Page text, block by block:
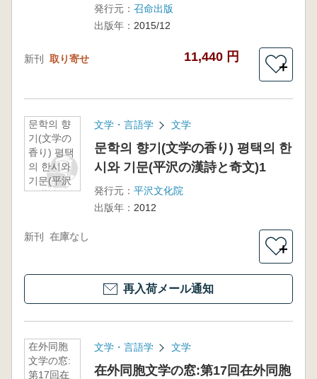
発行元： 召命出版
出版年： 2015/12
新刊 取り寄せ 11,440 円
＋
문학의 향
기(文学の
香り) 평택
의 한시와
기문(平沢
の漢詩と
文学・言語学 文学
문학의 향기(文学の香り) 평택의 한
시와 기문(平沢の漢詩と奇文)1
発行元： 平沢文化院
出版年： 2012
新刊 在庫なし
＋
再入荷メール通知
在外同胞
文学の窓:
第17回在
文学・言語学 文学
在外同胞文学の窓:第17回在外同胞